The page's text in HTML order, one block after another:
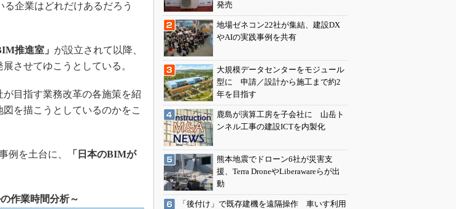
企業はどれだけあるだろう
推進室」 が設立されて以降、
させてゆこうとしている。
目指す業務改革の各施策を紹
を描こうとしているのかをこ
例を土台に、
「日本のBIMが
作業時間分析～
発売
地場ゼネコン22社が集結、建設DX
やAIの実践事例を共有
大規模データセンターをモジュール
型に 申請／設計から施工まで約2
年を目指す
鹿島が演算工房を子会社に 山岳ト
ンネル工事の建設ICTを内製化
熊本地震でドローン6社が災害支
援、Terra DroneやLiberawareらが出
動
「後付け」で既存建機を遠隔操作 車いす利用